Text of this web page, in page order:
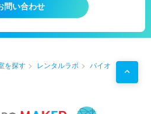
問い合わせ
を探す レンタルラボ
バイオ